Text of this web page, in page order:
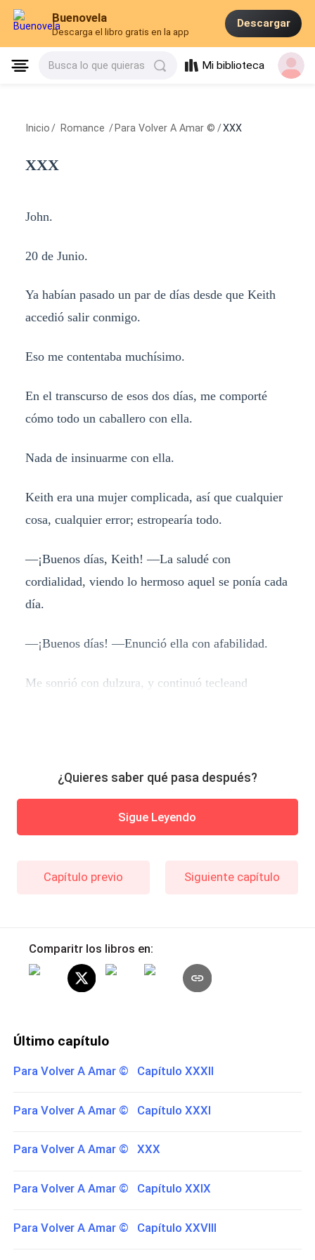
Buenovela
Descarga el libro gratis en la app
Descargar
Busca lo que quieras Mi biblioteca
Inicio / Romance / Para Volver A Amar © /XXX
XXX
John.
20 de Junio.
Ya habían pasado un par de días desde que Keith
accedió salir conmigo.
Eso me contentaba muchísimo.
En el transcurso de esos dos días, me comporté
cómo todo un caballero con ella.
Nada de insinuarme con ella.
Keith era una mujer complicada, así que cualquier
cosa, cualquier error; estropearía todo.
―¡Buenos días, Keith! ―La saludé con
cordialidad, viendo lo hermoso aquel se ponía cada
día.
―¡Buenos días! ―Enunció ella con afabilidad.
Me sonrió con dulzura, y continuó tecleand
¿Quieres saber qué pasa después?
Sigue Leyendo
Capítulo previo Siguiente capítulo
Comparitr los libros en:
Último capítulo
Para Volver A Amar © Capítulo XXXII
Para Volver A Amar © Capítulo XXXI
Para Volver A Amar © XXX
Para Volver A Amar © Capítulo XXIX
Para Volver A Amar © Capítulo XXVIII